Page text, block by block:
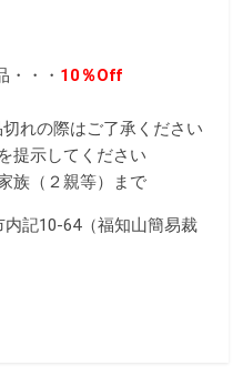
・・ 10％Off
れの際はご了承ください
提示してください
族（２親等）まで
記10-64（福知山簡易裁